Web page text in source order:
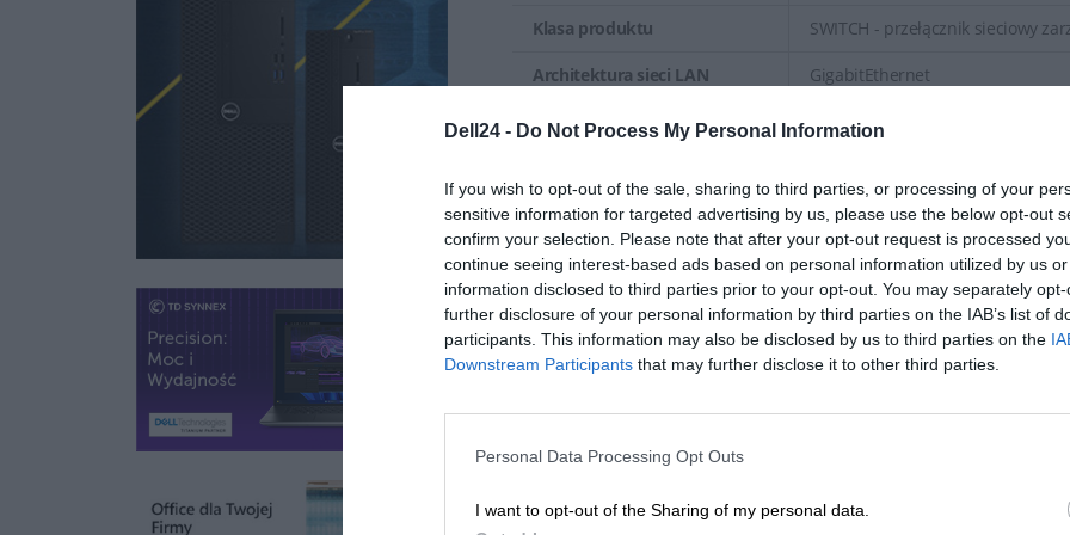
Dell24 - Do Not Process My Personal Information
If you wish to opt-out of the sale, sharing to third parties, or processing of your
sensitive information for targeted advertising by us, please use the below opt-out
confirm your selection. Please note that after your opt-out request is processed
continue seeing interest-based ads based on personal information utilized by us
information disclosed to third parties prior to your opt-out. You may separately
further disclosure of your personal information by third parties on the IAB’s list of
participants. This information may also be disclosed by us to third parties on the
Downstream Participants that may further disclose it to other third parties.
Personal Data Processing Opt Outs
I want to opt-out of the Sharing of my personal data.
Klasa produktu SWITCH - przełącznik sieciowy
Architektura sieci LAN GigabitEthernet
SmartSwitch (WEB Managed)
(RJ45)
24 szt.
Liczba gniazd 10GB SFP+ 4 szt.
Algorytm przełączania Store-and-Forward
Prędkość magistrali wew. 128.000 Gb/s
Możliwość łączenia w stos Tak